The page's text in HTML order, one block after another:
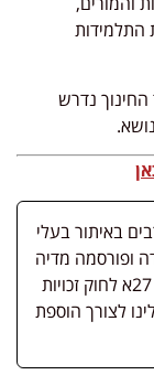
התלמידות
נדרש
באיתור בעלי
ופורסמה מדיה
שבעליה אינו ידוע, השימוש נעשה לפי סעיף 27א לחוק זכויות
לצורך הוספת